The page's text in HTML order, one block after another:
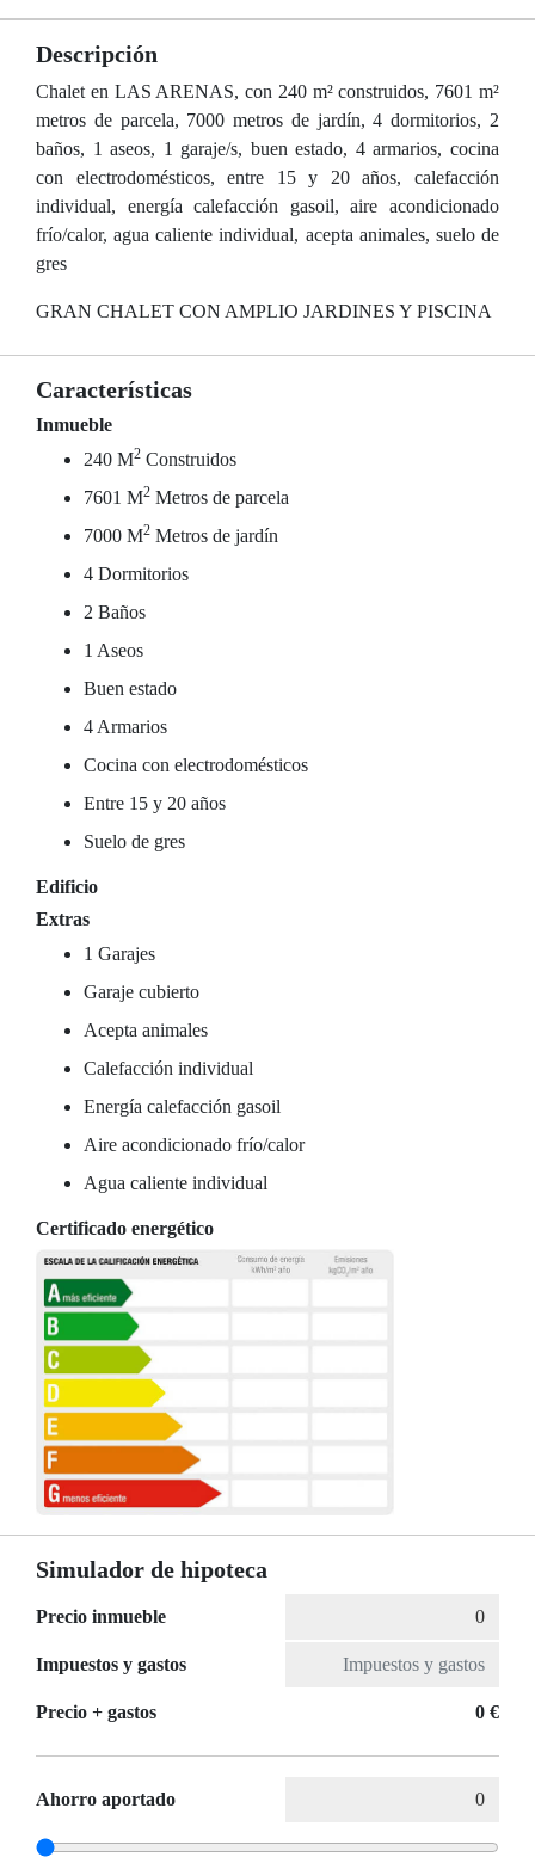
Descripción
Chalet en LAS ARENAS, con 240 m² construidos, 7601 m²
metros de parcela, 7000 metros de jardín, 4 dormitorios, 2
baños, 1 aseos, 1 garaje/s, buen estado, 4 armarios, cocina
con electrodomésticos, entre 15 y 20 años, calefacción
individual, energía calefacción gasoil, aire acondicionado
frío/calor, agua caliente individual, acepta animales, suelo de
gres
GRAN CHALET CON AMPLIO JARDINES Y PISCINA
Características
Inmueble
240 M2 Construidos
7601 M2 Metros de parcela
7000 M2 Metros de jardín
4 Dormitorios
2 Baños
1 Aseos
Buen estado
4 Armarios
Cocina con electrodomésticos
Entre 15 y 20 años
Suelo de gres
Edificio
Extras
1 Garajes
Garaje cubierto
Acepta animales
Calefacción individual
Energía calefacción gasoil
Aire acondicionado frío/calor
Agua caliente individual
Certificado energético
Simulador de hipoteca
Precio inmueble
Impuestos y gastos
Precio + gastos 0 €
Ahorro aportado